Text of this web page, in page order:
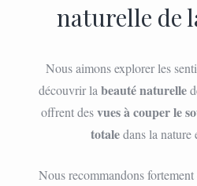
naturelle de
Nous aimons explorer les
découvrir labeauté naturelle
offrent desvues à couper le
totaledans la nature
Nous recommandons